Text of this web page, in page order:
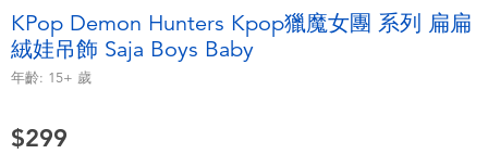
毛毛公仔玩具
KPop Demon Hunters Kpop獵魔女團 系列 扁扁
絨娃吊飾 Saja Boys Baby
年齡: 15+ 歲
$299